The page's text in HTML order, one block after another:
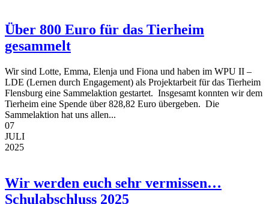
Über 800 Euro für das Tierheim
gesammelt
Wir sind Lotte, Emma, Elenja und Fiona und haben im WPU II –
LDE (Lernen durch Engagement) als Projektarbeit für das Tierheim
Flensburg eine Sammelaktion gestartet. Insgesamt konnten wir dem
Tierheim eine Spende über 828,82 Euro übergeben. Die
Sammelaktion hat uns allen...
07
JULI
2025
Wir werden euch sehr vermissen…
Schulabschluss 2025